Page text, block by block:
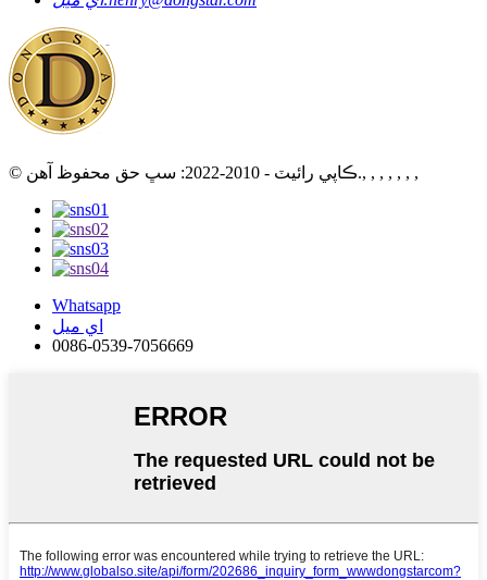
© ڪاپي رائيٽ - 2010-2022: سڀ حق محفوظ آهن., , , , , , ,
Whatsapp
اي ميل
0086-0539-7056669